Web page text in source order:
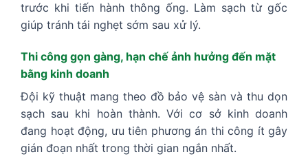
trước khi tiến hành thông ống. Làm sạch từ gốc
giúp tránh tái nghẹt sớm sau xử lý.
Thi công gọn gàng, hạn chế ảnh hưởng đến mặt
bằng kinh doanh
Đội kỹ thuật mang theo đồ bảo vệ sàn và thu dọn
sạch sau khi hoàn thành. Với cơ sở kinh doanh
đang hoạt động, ưu tiên phương án thi công ít gây
gián đoạn nhất trong thời gian ngắn nhất.